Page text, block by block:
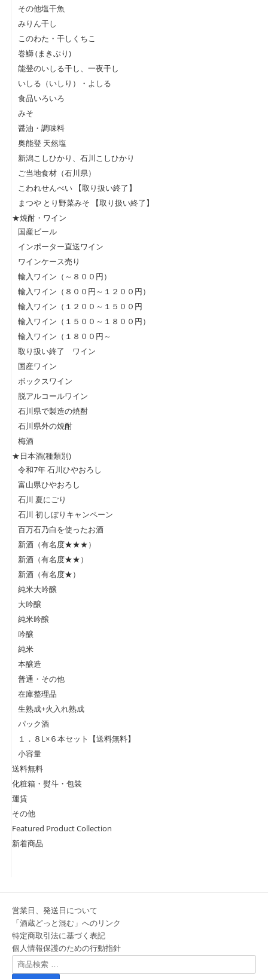
その他塩干魚
みりん干し
このわた・干しくちこ
巻鰤 (まきぶり)
能登のいしる干し、一夜干し
いしる（いしり）・よしる
食品いろいろ
みそ
醤油・調味料
奥能登 天然塩
新潟こしひかり、石川こしひかり
ご当地食材（石川県）
こわれせんべい 【取り扱い終了】
まつや とり野菜みそ 【取り扱い終了】
★焼酎・ワイン
国産ビール
インポーター直送ワイン
ワインケース売り
輸入ワイン（～８００円）
輸入ワイン（８００円～１２００円）
輸入ワイン（１２００～１５００円
輸入ワイン（１５００～１８００円）
輸入ワイン（１８００円～
取り扱い終了 ワイン
国産ワイン
ボックスワイン
脱アルコールワイン
石川県で製造の焼酎
石川県外の焼酎
梅酒
★日本酒(種類別)
令和7年 石川ひやおろし
富山県ひやおろし
石川 夏にごり
石川 初しぼりキャンペーン
百万石乃白を使ったお酒
新酒（有名度★★★）
新酒（有名度★★）
新酒（有名度★）
純米大吟醸
大吟醸
純米吟醸
吟醸
純米
本醸造
普通・その他
在庫整理品
生熟成+火入れ熟成
パック酒
１．８L×６本セット【送料無料】
小容量
送料無料
化粧箱・熨斗・包装
運賃
その他
Featured Product Collection
新着商品
営業日、発送日について
「酒蔵どっと混む」へのリンク
特定商取引法に基づく表記
個人情報保護のための行動指針
検
索